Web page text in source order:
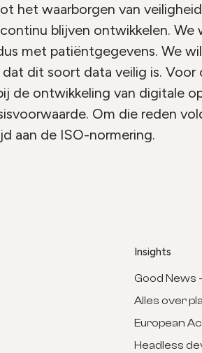
het waarborgen van
blijven ontwikkelen. We
met patiëntgegevens. We
dit soort data veilig is. Voor
de ontwikkeling van digitale
Om die reden
aan de ISO-normering.
Insights
Good News
Alles over
European
Headless